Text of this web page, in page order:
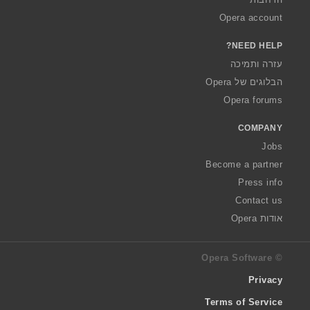
Opera account
NEED HELP?
עזרה ותמיכה
הבלוגים של Opera
Opera forums
COMPANY
Jobs
Become a partner
Press info
Contact us
אודות Opera
© Opera Software
Privacy
Terms of Service